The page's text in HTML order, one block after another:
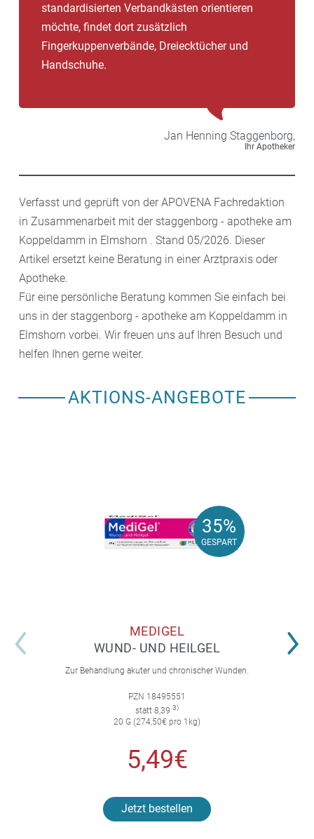
standardisierten Verbandkästen orientieren
möchte, findet dort zusätzlich
Fingerkuppenverbände, Dreiecktücher und
Handschuhe.
Jan Henning Staggenborg,
Ihr Apotheker
Verfasst und geprüft von der APOVENA Fachredaktion
in Zusammenarbeit mit der staggenborg - apotheke am
Koppeldamm in Elmshorn . Stand 05/2026. Dieser
Artikel ersetzt keine Beratung in einer Arztpraxis oder
Apotheke.
Für eine persönliche Beratung kommen Sie einfach bei
uns in der staggenborg - apotheke am Koppeldamm in
Elmshorn vorbei. Wir freuen uns auf Ihren Besuch und
helfen Ihnen gerne weiter.
AKTIONS-ANGEBOTE
35%
GESPART
35%
GESPART
MEDIGEL
WUND- UND HEILGEL
Zur Behandlung akuter und chronischer Wunden.
PZN 18495551
statt 8,39 3)
20 G (274,50€ pro 1kg)
5,49€
Jetzt bestellen